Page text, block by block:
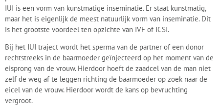
IUI is een vorm van kunstmatige inseminatie. Er staat kunstmatig,
maar het is eigenlijk de meest natuurlijk vorm van inseminatie. Dit
is het grootste voordeel ten opzichte van IVF of ICSI.
Bij het IUI traject wordt het sperma van de partner of een donor
rechtstreeks in de baarmoeder geïnjecteerd op het moment van de
eisprong van de vrouw. Hierdoor hoeft de zaadcel van de man niet
zelf de weg af te leggen richting de baarmoeder op zoek naar de
eicel van de vrouw. Hierdoor wordt de kans op bevruchting
vergroot.